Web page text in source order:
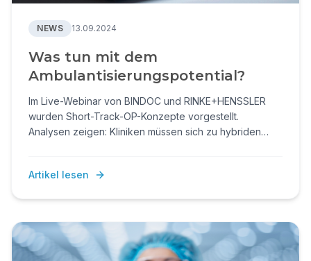
NEWS 13.09.2024
Was tun mit dem
Ambulantisierungspotential?
Im Live-Webinar von BINDOC und RINKE+HENSSLER
wurden Short-Track-OP-Konzepte vorgestellt.
Analysen zeigen: Kliniken müssen sich zu hybriden
datenbasierter Umsetzung erfolgreich zu meistern.
Artikel lesen